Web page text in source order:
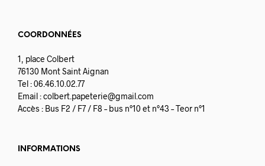
COORDONNÉES
1, place Colbert
76130 Mont Saint Aignan
Tel : 06.46.10.02.77
Email :colbert.papeterie@gmail.com
Accès : Bus F2 / F7 / F8 – bus n°10 et n°43 – Teor n°1
INFORMATIONS